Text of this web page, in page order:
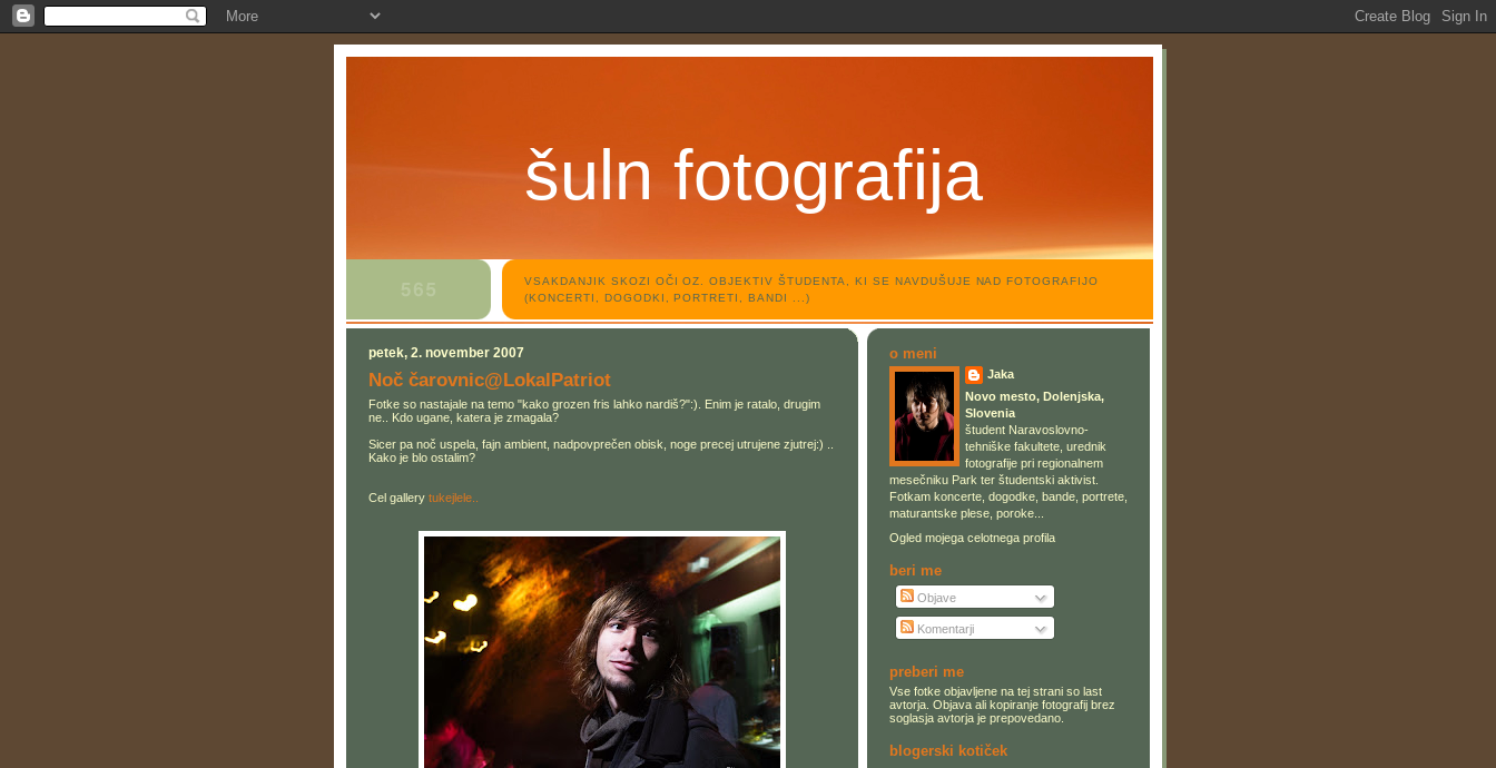
šuln fotografija
VSAKDANJIK SKOZI OČI OZ. OBJEKTIV ŠTUDENTA, KI SE NAVDUŠUJE NAD FOTOGRAFIJO
(KONCERTI, DOGODKI, PORTRETI, BANDI ...)
petek, 2. november 2007
Noč čarovnic@LokalPatriot
Fotke so nastajale na temo "kako grozen fris lahko nardiš?":). Enim je ratalo, drugim
ne.. Kdo ugane, katera je zmagala?
Sicer pa noč uspela, fajn ambient, nadpovprečen obisk, noge precej utrujene zjutrej:) ..
Kako je blo ostalim?
Cel gallery tukejlele..
o meni
Jaka
Novo mesto, Dolenjska,
Slovenia
študent Naravoslovno-
tehniške fakultete, urednik
fotografije pri regionalnem
mesečniku Park ter študentski aktivist.
Fotkam koncerte, dogodke, bande, portrete,
maturantske plese, poroke...
Ogled mojega celotnega profila
beri me
Objave
Komentarji
preberi me
Vse fotke objavljene na tej strani so last
avtorja. Objava ali kopiranje fotografij brez
soglasja avtorja je prepovedano.
blogerski kotiček